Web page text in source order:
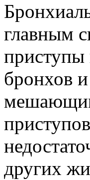
главным
приступы
бронхов
других